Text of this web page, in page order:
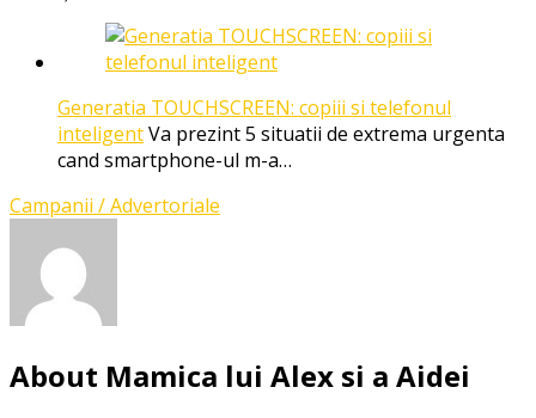
Generatia TOUCHSCREEN: copiii si telefonul
inteligentVa prezint 5 situatii de extrema urgenta
cand smartphone-ul m-a…
Campanii / Advertoriale
About Mamica lui Alex si a Aidei